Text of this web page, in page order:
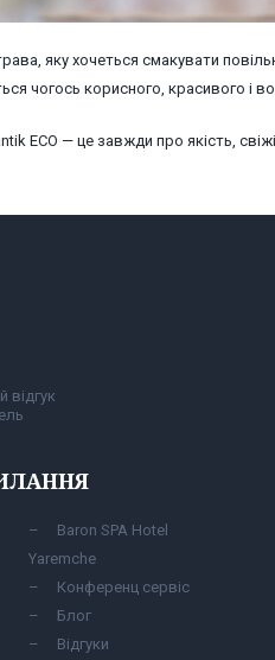
яку хочеться смакувати
чогось корисного, красивого і
ECO — це завжди про якість,
відгук
Baron SPA Hotel
Yaremche
Конференц сервіс
Блог
Відгуки